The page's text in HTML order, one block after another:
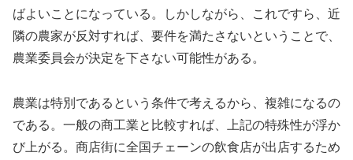
ばよいことになっている。しかしながら、これですら、近
隣の農家が反対すれば、要件を満たさないということで、
農業委員会が決定を下さない可能性がある。
農業は特別であるという条件で考えるから、複雑になるの
である。一般の商工業と比較すれば、上記の特殊性が浮か
び上がる。商店街に全国チェーンの飲食店が出店するため